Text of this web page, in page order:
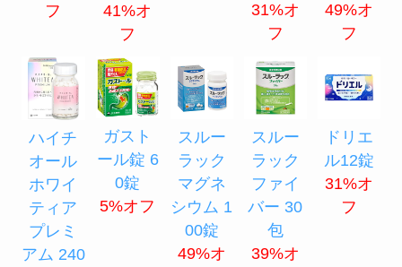
フ
41%オ
フ
31%オ
フ
49%オ
フ
ハイチ
オール
ホワイ
ティア
プレミ
アム 240
ガスト
ール錠 6
0錠
5%オフ
スルー
ラック
マグネ
シウム 1
00錠
49%オ
スルー
ラック
ファイ
バー 30
包
39%オ
ドリエ
ル12錠
31%オ
フ